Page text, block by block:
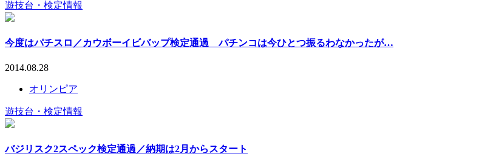
遊技台・検定情報
今度はパチスロ／カウボーイビバップ検定通過 パチンコは今ひとつ振るわなかったが…
2014.08.28
オリンピア
遊技台・検定情報
バジリスク2スペック検定通過／納期は2月からスタート